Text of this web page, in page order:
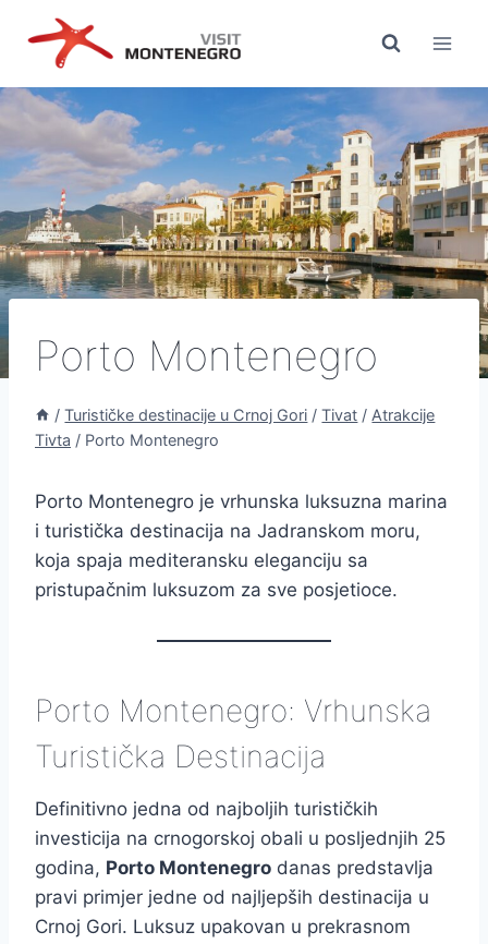
Preskoči
sadržaj
Porto Montenegro
/ Turističke destinacije u Crnoj Gori / Tivat / Atrakcije
Tivta / Porto Montenegro
Porto Montenegro je vrhunska luksuzna marina
i turistička destinacija na Jadranskom moru,
koja spaja mediteransku eleganciju sa
pristupačnim luksuzom za sve posjetioce.
Porto Montenegro: Vrhunska
Turistička Destinacija
Definitivno jedna od najboljih turističkih
investicija na crnogorskoj obali u posljednjih 25
godina, Porto Montenegro danas predstavlja
pravi primjer jedne od najljepših destinacija u
Crnoj Gori. Luksuz upakovan u prekrasnom